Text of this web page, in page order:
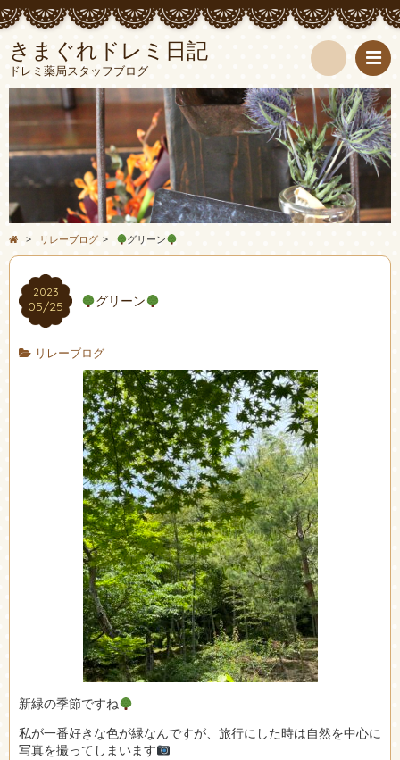
きまぐれドレミ日記
ドレミ薬局スタッフブログ
検
索
> リレーブログ > グリーン
2023
05/25 グリーン
リレーブログ
新緑の季節ですね
私が一番好きな色が緑なんですが、旅行にした時は自然を中心に
写真を撮ってしまいます